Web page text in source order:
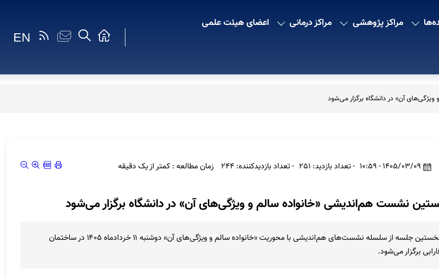
مراکز پژوهشی مراکز درمانی اعضای هیئت علمی
EN
آن» در دانشگاه برگزار می‌شود
1405/03/09 - 10:59 - تعداد بازدید: 251 - تعداد بازدیدکننده: 244 زمان مطالعه : کمتر از یک دقیقه
نشست هم‌اندیشی «خانواده سالم و ویژگی‌های آن» در دانشگاه برگزار می‌شود
نخستین جلسه از سلسله نشست‌های هم‌اندیشی با محوریت «خانواده سالم و ویژگی‌های آن» دوشنبه ۱۱ خردادماه ۱۴۰۵ در ساختمان
برگزار می‌شود.